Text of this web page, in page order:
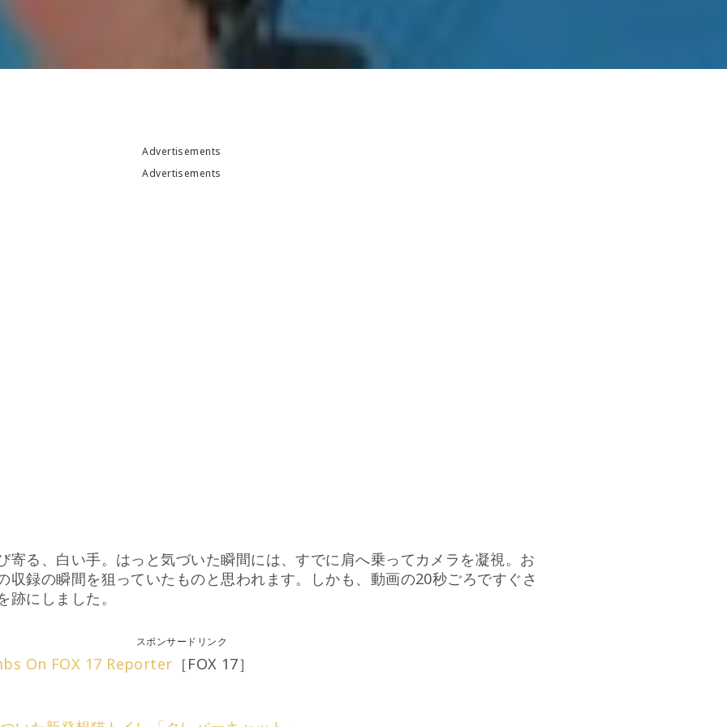
Advertisements
Advertisements
寄る、白い手。はっと気づいた瞬間には、すでに肩へ乗ってカメラを凝視。お
収録の瞬間を狙っていたものと思われます。しかも、動画の20秒ごろですぐさ
にしました。
スポンサードリンク
On FOX 17 Reporter ［FOX 17］